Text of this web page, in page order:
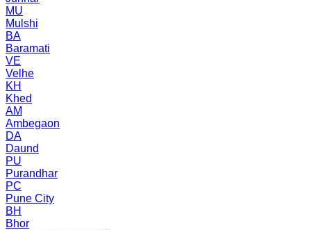
MU
Mulshi
BA
Baramati
VE
Velhe
KH
Khed
AM
Ambegaon
DA
Daund
PU
Purandhar
PC
Pune City
BH
Bhor